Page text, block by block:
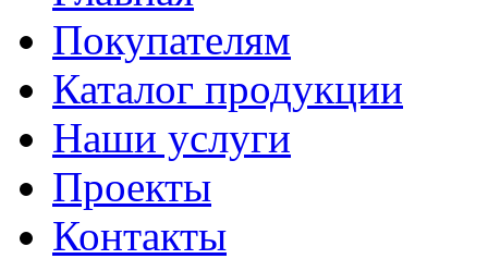
Покупателям
Каталог продукции
Наши услуги
Проекты
Контакты